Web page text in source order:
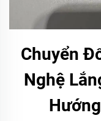
Chuyển
Nghệ